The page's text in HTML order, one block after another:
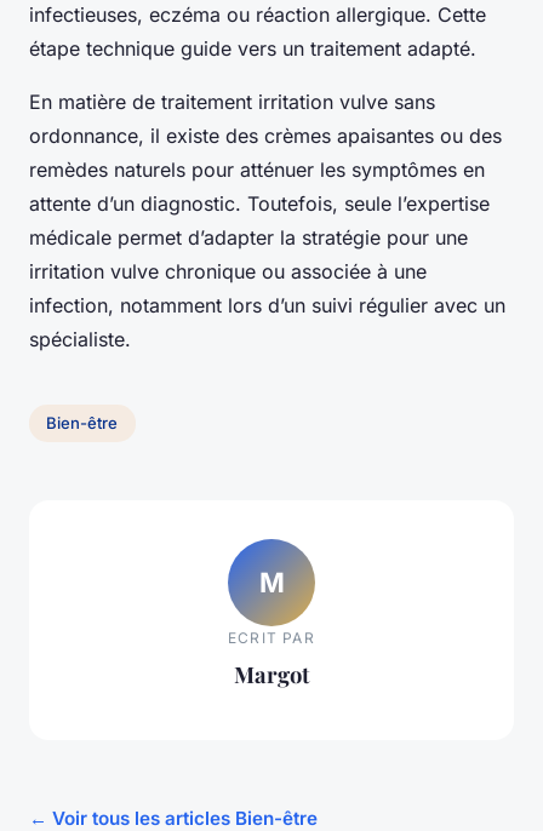
infectieuses, eczéma ou réaction allergique. Cette
étape technique guide vers un traitement adapté.
En matière de traitement irritation vulve sans
ordonnance, il existe des crèmes apaisantes ou des
remèdes naturels pour atténuer les symptômes en
attente d’un diagnostic. Toutefois, seule l’expertise
médicale permet d’adapter la stratégie pour une
irritation vulve chronique ou associée à une
infection, notamment lors d’un suivi régulier avec un
spécialiste.
Bien-être
M
ECRIT PAR
Margot
← Voir tous les articles Bien-être